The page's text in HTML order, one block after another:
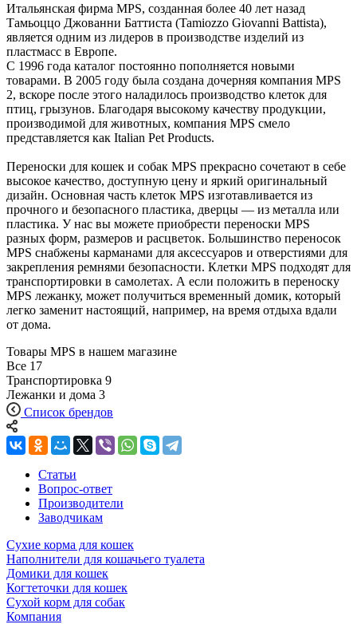
Итальянская фирма MPS, созданная более 40 лет назад
Тамьоццо Джованни Баттиста (Tamiozzo Giovanni Battista),
является одним из лидеров в производстве изделий из
пластмасс в Европе.
C 1996 года каталог постоянно пополняется новыми
товарами. В 2005 году была создана дочерняя компания MPS
2, вскоре после этого наладилось производство клеток для
птиц, грызунов. Благодаря высокому качеству продукции,
производимой для животных, компания MPS смело
представляется как Italian Pet Products.
Переноски для кошек и собак MPS прекрасно сочетают в себе
высокое качество, доступную цену и яркий оригинальный
дизайн. Основная часть клеток MPS изготавливается из
прочного и безопасного пластика, дверцы — из металла или
пластика. У нас вы можете приобрести переноски MPS
разных форм, размеров и расцветок. Большинство переносок
MPS снабжены карманами для аксессуаров и отверстиями для
закрепления ремнями безопасности. Клетки MPS подходят для
транспортировки в самолетах. А если положить в переноску
MPS лежанку, может получиться временный домик, который
легко заменит настоящий, например, на время отдыха вдали
от дома.
Товары MPS в нашем магазине
Все 17
Транспортировка 9
Лежанки и дома 3
Список брендов
Статьи
Вопрос-ответ
Производители
Заводчикам
Сухие корма для кошек
Наполнители для кошачьего туалета
Домики для кошек
Когтеточки для кошек
Сухой корм для собак
Компания